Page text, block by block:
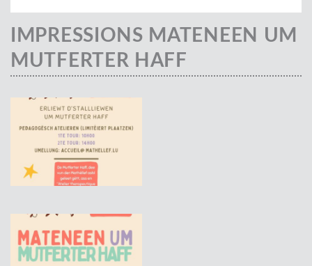
IMPRESSIONS MATENEEN UM
MUTFERTER HAFF